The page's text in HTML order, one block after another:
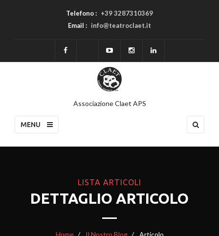
Telefono : +39 3287310369
Email : info@teatroclaet.it
Associazione Claet APS
MENU
LISTA ARTICOLI
DETTAGLIO ARTICOLO
Home Il Nostro Blog Articolo